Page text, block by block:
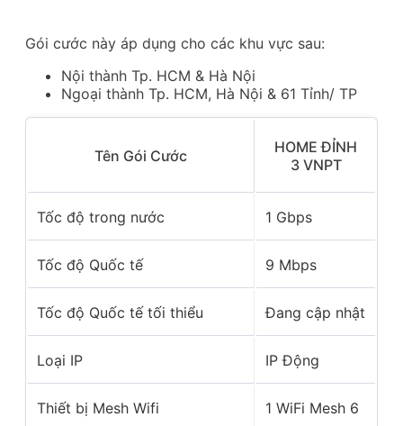
Gói cước này áp dụng cho các khu vực sau:
Nội thành Tp. HCM & Hà Nội
Ngoại thành Tp. HCM, Hà Nội & 61 Tỉnh/ TP
Tên Gói Cước
HOME ĐỈNH
3 VNPT
Tốc độ trong nước 1 Gbps
Tốc độ Quốc tế 9 Mbps
Tốc độ Quốc tế tối thiểu Đang cập nhật
Loại IP IP Động
Thiết bị Mesh Wifi 1 WiFi Mesh 6